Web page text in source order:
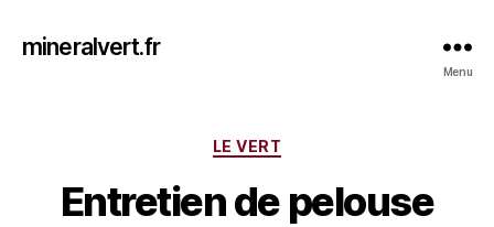
mineralvert.fr
Menu
Catégories
LE VERT
Entretien de pelouse